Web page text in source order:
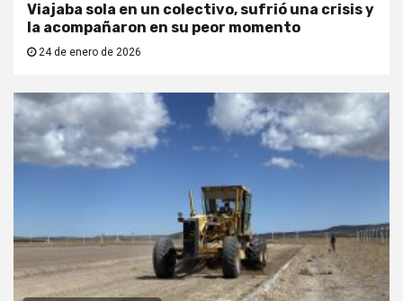
Viajaba sola en un colectivo, sufrió una crisis y
la acompañaron en su peor momento
24 de enero de 2026